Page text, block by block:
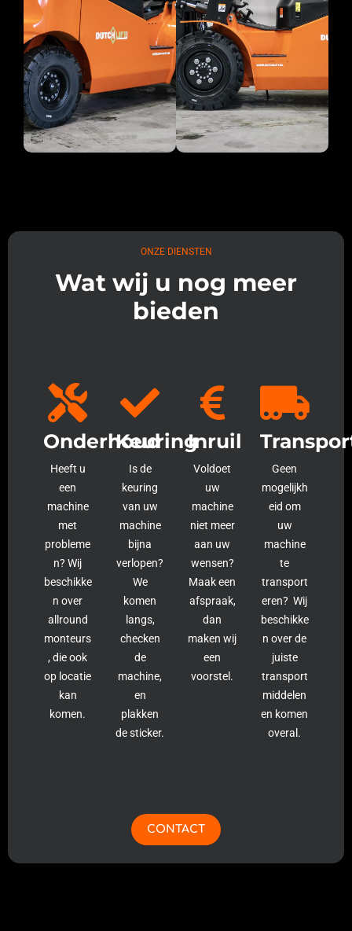
ONZE DIENSTEN
Wat wij u nog meer
bieden
Onderhoud
Heeft u
een
machine
met
probleme
n? Wij
beschikke
n over
allround
monteurs
, die ook
op locatie
kan
komen.
Keuring
Is de
keuring
van uw
machine
bijna
verlopen?
We
komen
langs,
checken
de
machine,
en
plakken
de sticker.
Inruil
Voldoet
uw
machine
niet meer
aan uw
wensen?
Maak een
afspraak,
dan
maken wij
een
voorstel.
Geen
mogelijkh
eid om
uw
machine
te
transport
eren? Wij
beschikke
n over de
juiste
transport
middelen
en komen
overal.
CONTACT